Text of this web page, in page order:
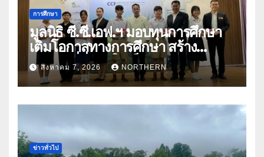
การศึกษา
มูลนิธิ ซี.ซี.เอฟ.ฯ มอบทุนการศึกษา
เติมโอกาสทางการศึกษา สร้าง
อนาคตที่มั่นคงให้เด็กและเยาวชน
ด้อยโอกาส
สิงหาคม 7, 2026 NORTHERN
ข่าวทั่วไป